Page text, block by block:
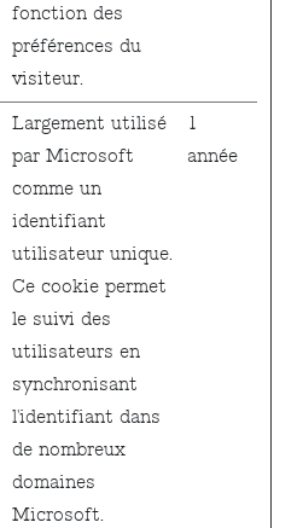
fonction des
préférences du
visiteur.
Largement utilisé
par Microsoft
comme un
identifiant
utilisateur unique.
Ce cookie permet
le suivi des
utilisateurs en
synchronisant
l'identifiant dans
de nombreux
domaines
Microsoft.
1
année